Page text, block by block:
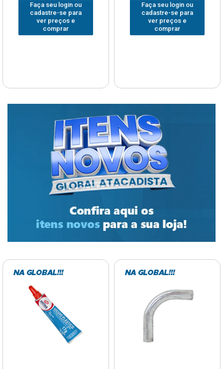
Faça seu login ou
cadastre-se para
ver preços e
comprar
Faça seu login ou
cadastre-se para
ver preços e
comprar